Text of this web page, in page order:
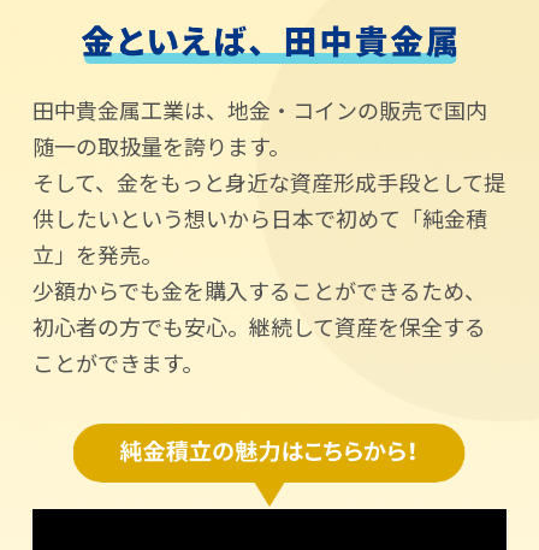
田中貴金属工業は、地金・コインの販売で国内
随一の取扱量を誇ります。
そして、金をもっと身近な資産形成手段として提
供したいという想いから日本で初めて「純金積
立」を発売。
少額からでも金を購入することができるため、
初心者の方でも安心。継続して資産を保全する
ことができます。